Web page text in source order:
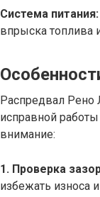
Система питания:
впрыска топлива
Распредвал Рено
исправной
внимание:
1. Проверка
избежать износа